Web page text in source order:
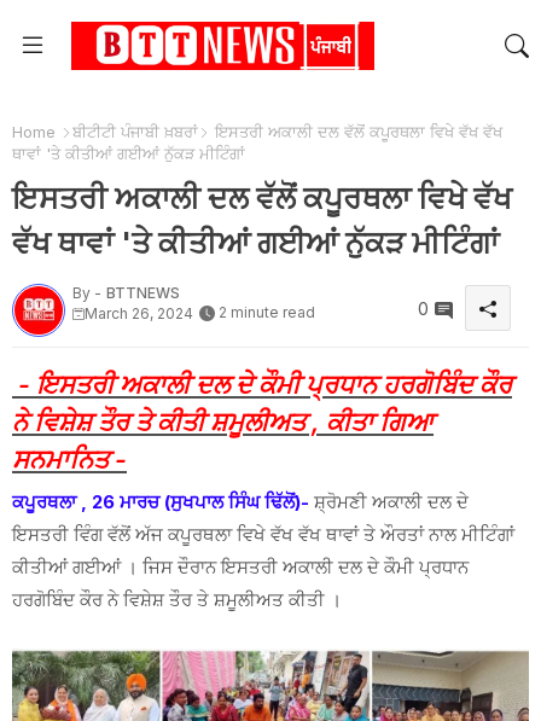
Home ਬੀਟੀਟੀ ਪੰਜਾਬੀ ਖ਼ਬਰਾਂ
ਇਸਤਰੀ ਅਕਾਲੀ ਦਲ ਵੱਲੋਂ ਕਪੂਰਥਲਾ ਵਿਖੇ ਵੱਖ ਵੱਖ
ਥਾਵਾਂ 'ਤੇ ਕੀਤੀਆਂ ਗਈਆਂ ਨੁੱਕੜ ਮੀਟਿੰਗਾਂ
ਇਸਤਰੀ ਅਕਾਲੀ ਦਲ ਵੱਲੋਂ ਕਪੂਰਥਲਾ ਵਿਖੇ ਵੱਖ
ਵੱਖ ਥਾਵਾਂ 'ਤੇ ਕੀਤੀਆਂ ਗਈਆਂ ਨੁੱਕੜ ਮੀਟਿੰਗਾਂ
By - BTTNEWS
March 26, 2024
2 minute read 0
- ਇਸਤਰੀ ਅਕਾਲੀ ਦਲ ਦੇ ਕੌਮੀ ਪ੍ਰਧਾਨ ਹਰਗੋਬਿੰਦ ਕੌਰ
ਨੇ ਵਿਸ਼ੇਸ਼ ਤੌਰ ਤੇ ਕੀਤੀ ਸ਼ਮੂਲੀਅਤ , ਕੀਤਾ ਗਿਆ
ਸਨਮਾਨਿਤ -
ਕਪੂਰਥਲਾ , 26 ਮਾਰਚ (ਸੁਖਪਾਲ ਸਿੰਘ ਢਿੱਲੋਂ)- ਸ਼੍ਰੋਮਣੀ ਅਕਾਲੀ ਦਲ ਦੇ
ਇਸਤਰੀ ਵਿੰਗ ਵੱਲੋਂ ਅੱਜ ਕਪੂਰਥਲਾ ਵਿਖੇ ਵੱਖ ਵੱਖ ਥਾਵਾਂ ਤੇ ਔਰਤਾਂ ਨਾਲ ਮੀਟਿੰਗਾਂ
ਕੀਤੀਆਂ ਗਈਆਂ । ਜਿਸ ਦੌਰਾਨ ਇਸਤਰੀ ਅਕਾਲੀ ਦਲ ਦੇ ਕੌਮੀ ਪ੍ਰਧਾਨ
ਹਰਗੋਬਿੰਦ ਕੌਰ ਨੇ ਵਿਸ਼ੇਸ਼ ਤੌਰ ਤੇ ਸ਼ਮੂਲੀਅਤ ਕੀਤੀ ।